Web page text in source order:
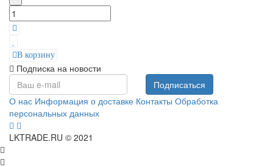
В корзину
Подписка на новости
Подписаться
О нас Информация о доставке Контакты Обработка
персональных данных
LKTRADE.RU © 2021